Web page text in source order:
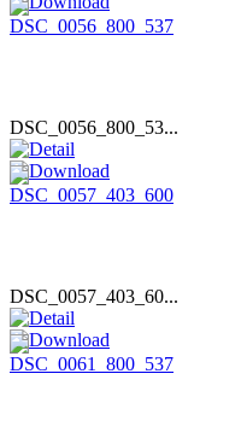
DSC_0056_800_53...
DSC_0057_403_60...